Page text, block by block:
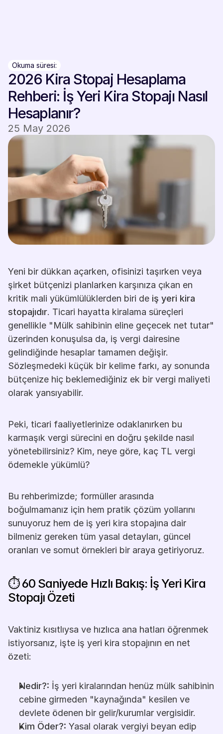
Okuma süresi:
2026 Kira Stopaj Hesaplama
Rehberi: İş Yeri Kira Stopajı Nasıl
Hesaplanır?
25 May 2026
Yeni bir dükkan açarken, ofisinizi taşırken veya
şirket bütçenizi planlarken karşınıza çıkan en
kritik mali yükümlülüklerden biri de iş yeri kira
stopajıdır. Ticari hayatta kiralama süreçleri
genellikle "Mülk sahibinin eline geçecek net tutar"
üzerinden konuşulsa da, iş vergi dairesine
gelindiğinde hesaplar tamamen değişir.
Sözleşmedeki küçük bir kelime farkı, ay sonunda
bütçenize hiç beklemediğiniz ek bir vergi maliyeti
olarak yansıyabilir.
Peki, ticari faaliyetlerinize odaklanırken bu
karmaşık vergi sürecini en doğru şekilde nasıl
yönetebilirsiniz? Kim, neye göre, kaç TL vergi
ödemekle yükümlü?
Bu rehberimizde; formüller arasında
boğulmamanız için hem pratik çözüm yollarını
sunuyoruz hem de iş yeri kira stopajına dair
bilmeniz gereken tüm yasal detayları, güncel
oranları ve somut örnekleri bir araya getiriyoruz.
⏱️ 60 Saniyede Hızlı Bakış: İş Yeri Kira
Stopajı Özeti
Vaktiniz kısıtlıysa ve hızlıca ana hatları öğrenmek
istiyorsanız, işte iş yeri kira stopajının en net
özeti:
Nedir?: İş yeri kiralarından henüz mülk sahibinin
cebine girmeden "kaynağında" kesilen ve
devlete ödenen bir gelir/kurumlar vergisidir.
Kim Öder?: Yasal olarak vergiyi beyan edip